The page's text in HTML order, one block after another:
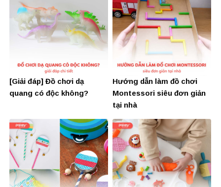
[Giải đáp] Đồ chơi dạ
quang có độc không?
Hướng dẫn làm đồ chơi
Montessori siêu đơn giản
tại nhà